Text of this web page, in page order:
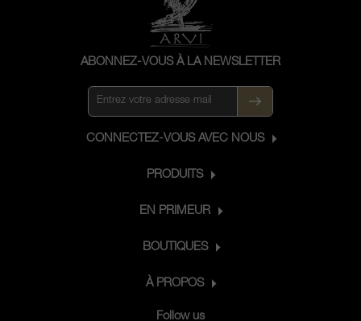
ABONNEZ-VOUS À LA NEWSLETTER
CONNECTEZ-VOUS AVEC NOUS
PRODUITS
EN PRIMEUR
BOUTIQUES
À PROPOS
Follow us